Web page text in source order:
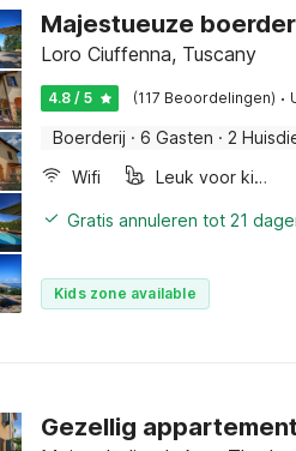
Majestueuze
Loro Ciuffenna, Tuscany
4.8 / 5 (117 Beoordelingen) ·
Boerderij · 6 Gasten · 2
Wifi
Leuk voor kinderen
Gratis annuleren tot 21
Kids zone available
Gezellig